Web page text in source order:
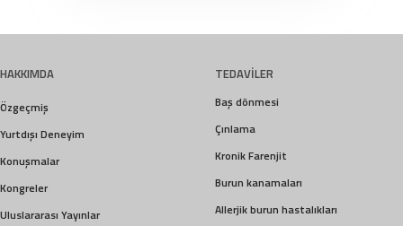
HAKKIMDA
Özgeçmiş
Yurtdışı Deneyim
Konuşmalar
Kongreler
Uluslararası Yayınlar
TEDAVİLER
Baş dönmesi
Çınlama
Kronik Farenjit
Burun kanamaları
Allerjik burun hastalıkları